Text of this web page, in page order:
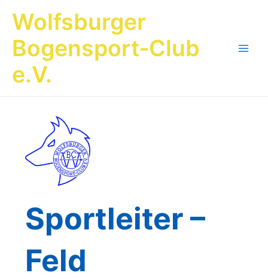
InhaltWolfsburger
Bogensport-Club
e.V.
Sportleiter –
Feld